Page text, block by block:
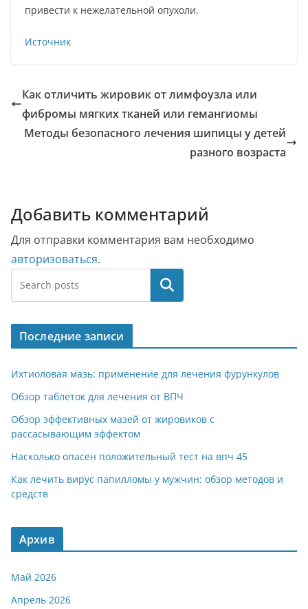
привести к нежелательной опухоли.
Источник
Как отличить жировик от лимфоузла или
фибромы мягких тканей или гемангиомы
Методы безопасного лечения шипицы у детей
разного возраста
Добавить комментарий
Для отправки комментария вам необходимо
авторизоваться.
Поиск
Последние записи
Ихтиоловая мазь: применение для лечения фурункулов
Обзор таблеток для лечения от ВПЧ
Обзор эффективных мазей от жировиков с
рассасывающим эффектом
Насколько опасен положительный тест на впч 45
Как лечить вирус папилломы у мужчин: обзор методов и
средств
Архив
Май 2026
Апрель 2026